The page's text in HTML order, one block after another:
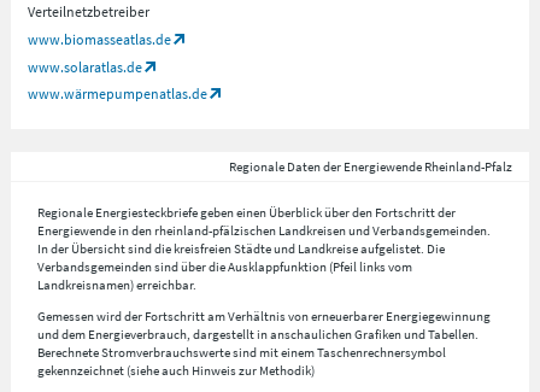
Verteilnetzbetreiber
www.biomasseatlas.de
www.solaratlas.de
www.wärmepumpenatlas.de
Regionale Daten der Energiewende Rheinland-Pfalz
Regionale Energiesteckbriefe geben einen Überblick über den Fortschritt der
Energiewende in den rheinland-pfälzischen Landkreisen und Verbandsgemeinden.
In der Übersicht sind die kreisfreien Städte und Landkreise aufgelistet. Die
Verbandsgemeinden sind über die Ausklappfunktion (Pfeil links vom
Landkreisnamen) erreichbar.
Gemessen wird der Fortschritt am Verhältnis von erneuerbarer Energiegewinnung
und dem Energieverbrauch, dargestellt in anschaulichen Grafiken und Tabellen.
Berechnete Stromverbrauchswerte sind mit einem Taschenrechnersymbol
gekennzeichnet (siehe auch Hinweis zur Methodik)